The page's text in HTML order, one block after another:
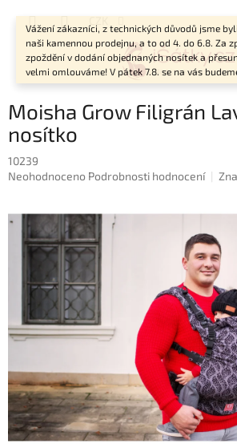
Vážení zákazníci, z technických důvodů jsme
naši kamennou prodejnu, a to od 4. do 6.8. Za
zpoždění v dodání objednaných nosítek a
velmi omlouváme! V pátek 7.8. se na vás
CZK
Moisha Grow Filigrán
nosítko
10239
Průměrné
je
hvězdiček.
Neohodnoceno Podrobnosti hodnocení